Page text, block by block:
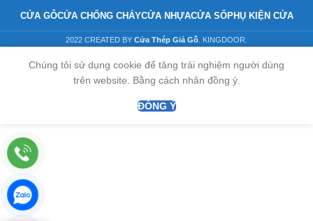
CỬA GỖCỬA CHỐNG CHÁYCỬA NHỰACỬA SỔPHỤ KIỆN CỬA
2022 CREATED BY Cửa Thép Giả Gỗ . KINGDOOR.
Chúng tôi sử dụng cookie để tăng trải nghiệm người dùng
trên website. Bằng cách nhân đồng ý.
ĐỒNG Ý